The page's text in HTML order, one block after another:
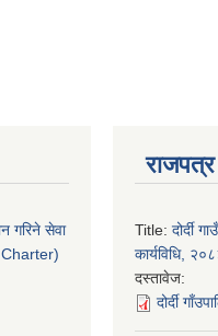
गरिने सेवा
Charter)
राजपत्र
Title: दोर्दी
कार्यविधि,
दस्तावेज:
दोर्दी